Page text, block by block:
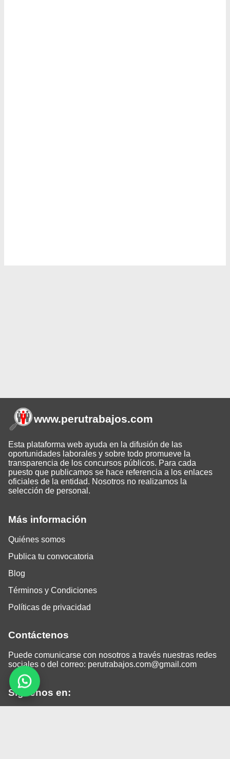
Más información
Quiénes somos
Publica tu convocatoria
Blog
Términos y Condiciones
Políticas de privacidad
Contáctenos
Puede comunicarse con nosotros a través nuestras redes
sociales o del correo: perutrabajos.com@gmail.com
Siguenos en:
www.perutrabajos.com
Esta plataforma web ayuda en la difusión de las
oportunidades laborales y sobre todo promueve la
transparencia de los concursos públicos. Para cada
puesto que publicamos se hace referencia a los enlaces
oficiales de la entidad. Nosotros no realizamos la
selección de personal.